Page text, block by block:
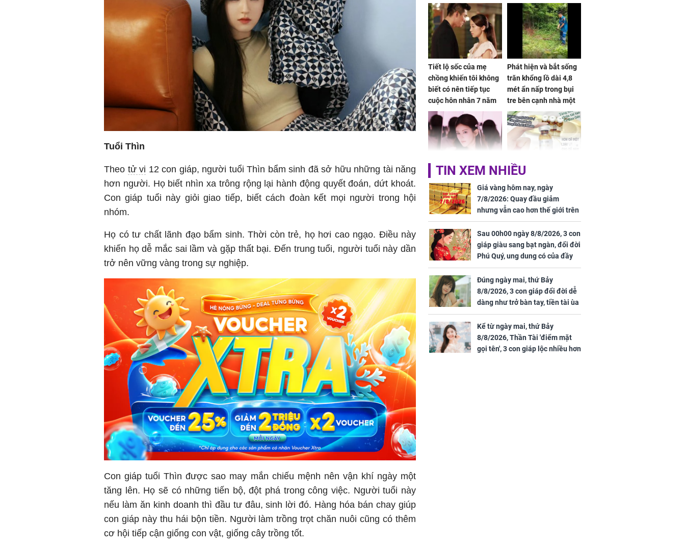
Tuổi Thìn
Theo tử vi 12 con giáp, người tuổi Thìn bẩm sinh đã sở hữu những tài năng
hơn người. Họ biết nhìn xa trông rộng lại hành động quyết đoán, dứt khoát.
Con giáp tuổi này giỏi giao tiếp, biết cách đoàn kết mọi người trong hội
nhóm.
Họ có tư chất lãnh đạo bẩm sinh. Thời còn trẻ, họ hơi cao ngạo. Điều này
khiến họ dễ mắc sai lầm và gặp thất bại. Đến trung tuổi, người tuổi này dần
trở nên vững vàng trong sự nghiệp.
Con giáp tuổi Thìn được sao may mắn chiếu mệnh nên vận khí ngày một
tăng lên. Họ sẽ có những tiến bộ, đột phá trong công việc. Người tuổi này
nếu làm ăn kinh doanh thì đầu tư đâu, sinh lời đó. Hàng hóa bán chay giúp
con giáp này thu hái bộn tiền. Người làm trồng trọt chăn nuôi cũng có thêm
cơ hội tiếp cận giống con vật, giống cây trồng tốt.
tiền bạc đội nón ra đi
Tiết lộ sốc của mẹ
chồng khiến tôi không
biết có nên tiếp tục
cuộc hôn nhân 7 năm
nữa hay không
Phát hiện và bắt sống
trăn khổng lồ dài 4,8
mét ẩn nấp trong bụi
tre bên cạnh nhà một
cụ bà
Triệu Lộ Tư muốn bứt
phá khỏi vùng an toàn
NÓNG: Bộ Y tế chưa
cấp phép cho sản
phẩm làm đẹp từ tế
bào gốc người
nấm sợi dai này, cơ thể
sẽ nhận được 4 lợi ích
bất ngờ!
TIN XEM NHIỀU
Giá vàng hôm nay, ngày
7/8/2026: Quay đầu giảm
nhưng vẫn cao hơn thế giới trên
7 triệu đồng
Sau 00h00 ngày 8/8/2026, 3 con
giáp giàu sang bạt ngàn, đổi đời
Phú Quý, ung dung có của đầy
nhà, ngày càng hưng thịnh sung
túc
Đúng ngày mai, thứ Bảy
8/8/2026, 3 con giáp đổi đời dễ
dàng như trở bàn tay, tiền tài ùa
tới, ngồi không lộc cũng đến,
phú quý theo tới già
Kể từ ngày mai, thứ Bảy
8/8/2026, Thần Tài 'điểm mặt
gọi tên', 3 con giáp lộc nhiều hơn